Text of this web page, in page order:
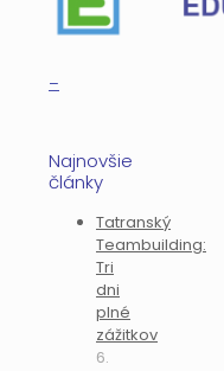
–
Najnovšie
články
Tatranský
Teambuilding:
Tri
dni
plné
zážitkov
6.